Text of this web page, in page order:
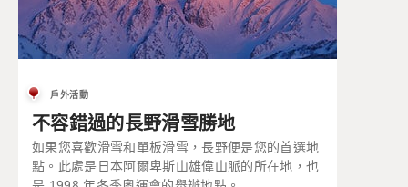
戶外活動
不容錯過的長野滑雪勝地
如果您喜歡滑雪和單板滑雪，長野便是您的首選地
點。此處是日本阿爾卑斯山雄偉山脈的所在地，也